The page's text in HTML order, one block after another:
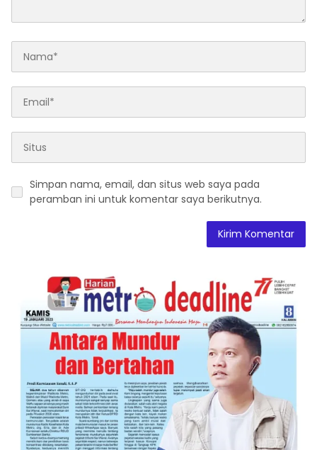
Simpan nama, email, dan situs web saya pada
peramban ini untuk komentar saya berikutnya.